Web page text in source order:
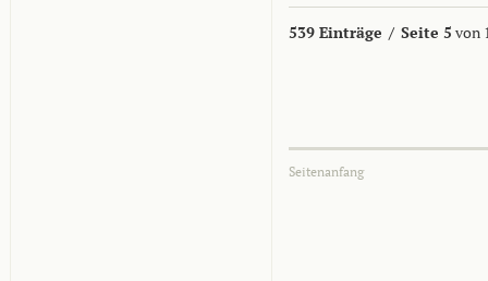
539 Einträge / Seite 5 von
Seitenanfang